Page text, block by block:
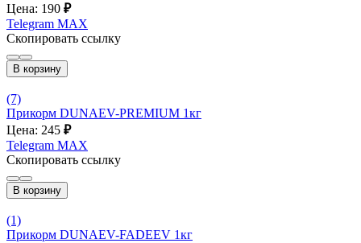
Цена: 190 ₽
Telegram MAX
Скопировать ссылку
В корзину
(7)
Прикорм DUNAEV-PREMIUM 1кг
Цена: 245 ₽
Telegram MAX
Скопировать ссылку
В корзину
(1)
Прикорм DUNAEV-FADEEV 1кг